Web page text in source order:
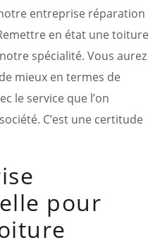
entreprise réparation
en état une toiture
spécialité. Vous aurez
mieux en termes de
le service que l’on
C’est une certitude
pour